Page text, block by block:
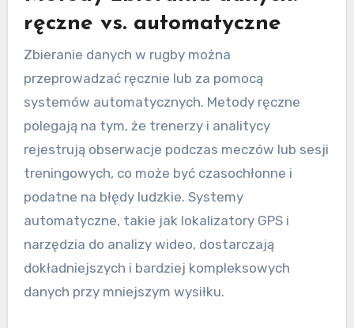
ręczne vs. automatyczne
Zbieranie danych w rugby można
przeprowadzać ręcznie lub za pomocą
systemów automatycznych. Metody ręczne
polegają na tym, że trenerzy i analitycy
rejestrują obserwacje podczas meczów lub sesji
treningowych, co może być czasochłonne i
podatne na błędy ludzkie. Systemy
automatyczne, takie jak lokalizatory GPS i
narzędzia do analizy wideo, dostarczają
dokładniejszych i bardziej kompleksowych
danych przy mniejszym wysiłku.